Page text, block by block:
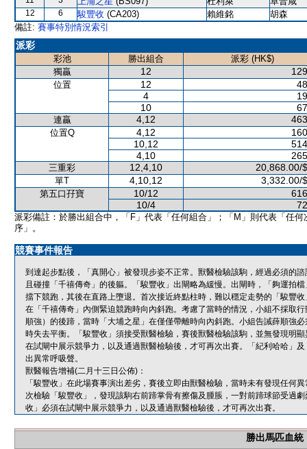
12 6 駿豐收 (CA203) 賴維銘
胡森
備註: 賽事特別情況索引
派彩
彩池 勝出組合
派彩 (HK$)
獨贏
12
位置 12
4
10
連贏 4,12
位置Q 4,12
10,12
4,10
三重彩 12,4,10 20,868.00/
單T 4,10,12 3,332.00/
第五口孖寶 10/12
10/4
派彩備註：於勝出組合中，「F」代表「任何組合」；「M」則代表「任何
序」。
競賽事件報告
到達起步點後，「真開心」被發現步姿不正常。獸醫檢驗該駒，經過必須的
且碰撞「千禧傳奇」的後軀。「駿豐收」出閘略為緩慢。出閘時，「夠運拍
擋下競跑，其後在直路上墮退。首次接近終點柱時，難以穩定走勢的「駿豐
在「千禧傳奇」內側緊迫競跑時向內斜跑。考慮了當時的情況，小組不採取
順強）的後蹄，當時「大埔之星」在僅僅帶離時向內斜跑。小組告誡薛順強
時失去平衡。「駿豐收」須接受獸醫檢驗，賽後獸醫檢驗該駒，並無發現明
在試閘中展示競爭力，以及通過獸醫檢驗後，才可再次出賽。「紀利哈哈」
出異常呼吸聲。
獸醫報告增補(二月十三日公佈)：
「駿豐收」在此場賽事演出差劣，賽後立即由獸醫檢驗，當時未有發現任何
次檢驗「駿豐收」，發現該駒右前蹄掌骨有擦傷及腫脹，一對前蹄球節受過
收」必須在試閘中展示競爭力，以及通過獸醫檢驗後，才可再次出賽。
勝出馬匹血統